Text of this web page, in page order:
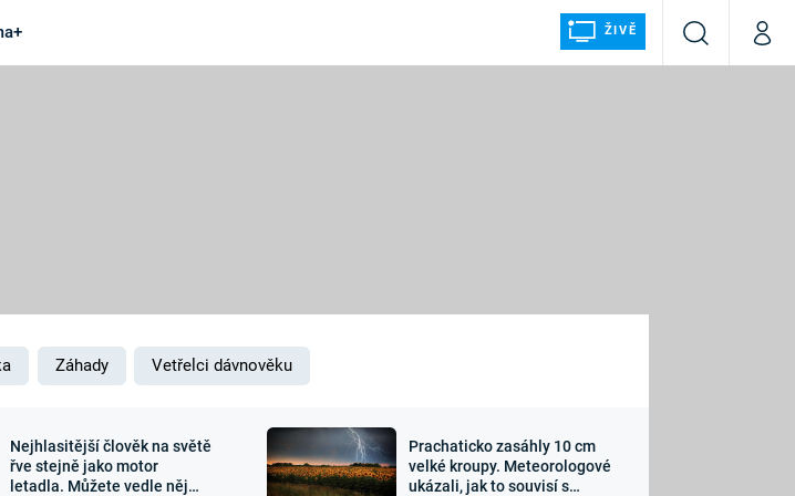
ŽIVĚ
VyhledáváníMůj
a
Zajímavosti Sledujte nás
Záhady Vetřelci dávnověku
Nejhlasitější člověk na světě
řve stejně jako motor
letadla. Můžete vedle něj
Prachaticko zasáhly 10 cm
velké kroupy. Meteorologové
ukázali, jak to souvisí s